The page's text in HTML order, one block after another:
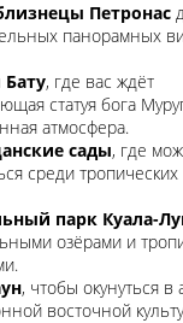
Петронас
панорамных
, где вас ждёт
статуя бога
атмосфера.
сады, где
среди
парк Куала-
озёрами и
, чтобы окунуться в
восточной